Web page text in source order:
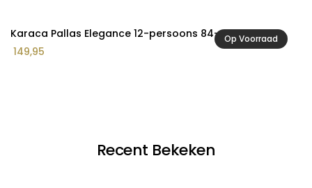
Op Voorraad
Karaca Pallas Elegance 12-persoons 84-delig bestek
149,95
Recent Bekeken